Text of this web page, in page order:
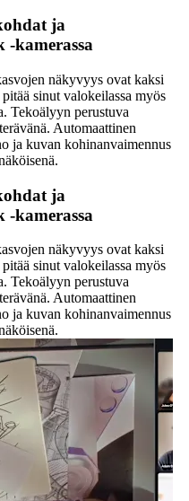
ja
kamerassa
näkyvyys ovat kaksi
sinut valokeilassa myös
Tekoälyyn perustuva
Automaattinen
ja kuvan kohinanvaimennus
ja
kamerassa
näkyvyys ovat kaksi
sinut valokeilassa myös
Tekoälyyn perustuva
Automaattinen
ja kuvan kohinanvaimennus